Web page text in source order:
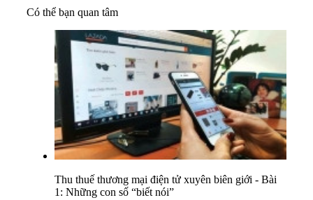
Có thể bạn quan tâm
Thu thuế thương mại điện tử xuyên biên giới - Bài
1: Những con số “biết nói”